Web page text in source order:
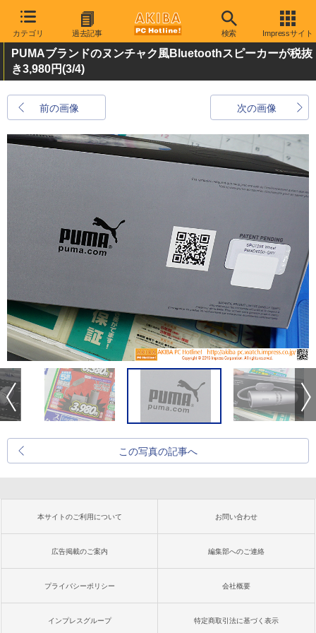
カテゴリ 過去記事 検索 Impressサイト
PUMAブランドのヌンチャク風Bluetoothスピーカーが税抜
き3,980円(3/4)
前の画像 次の画像
この写真の記事へ
本サイトのご利用について お問い合わせ
広告掲載のご案内 編集部へのご連絡
プライバシーポリシー 会社概要
インプレスグループ 特定商取引法に基づく表示